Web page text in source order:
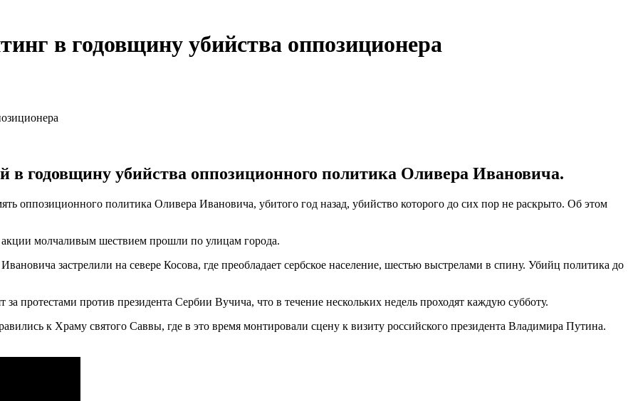
в годовщину убийства оппозиционера
годовщину убийства оппозиционного политика Оливера Ивановича.
оппозиционного политика Оливера Ивановича, убитого год назад, убийство которого до сих пор не раскрыто. Об этом
молчаливым шествием прошли по улицам города.
застрелили на севере Косова, где преобладает сербское население, шестью выстрелами в спину. Убийц политика до
протестами против президента Сербии Вучича, что в течение нескольких недель проходят каждую субботу.
к Храму святого Саввы, где в это время монтировали сцену к визиту российского президента Владимира Путина.